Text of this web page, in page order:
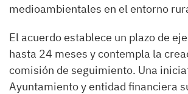
medioambientales en el entorno
El acuerdo establece un plazo de
hasta 24 meses y contempla la
comisión de seguimiento. Una
Ayuntamiento y entidad financiera